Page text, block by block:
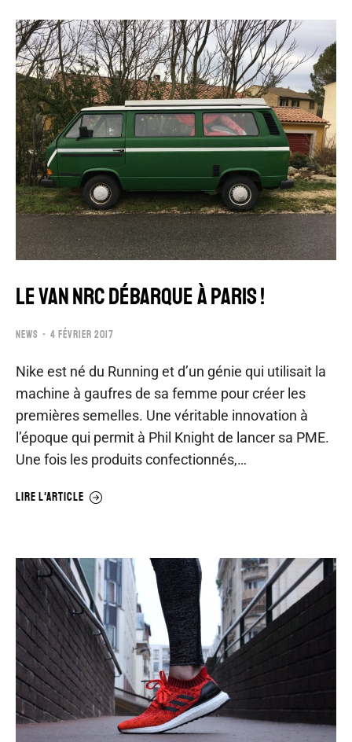
LE VAN NRC DÉBARQUE À PARIS !
NEWS 4 FÉVRIER 2017
Nike est né du Running et d’un génie qui utilisait la
machine à gaufres de sa femme pour créer les
premières semelles. Une véritable innovation à
l’époque qui permit à Phil Knight de lancer sa PME.
Une fois les produits confectionnés,…
LIRE L'ARTICLE